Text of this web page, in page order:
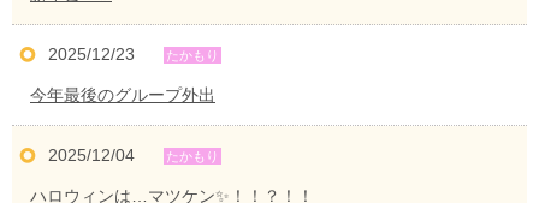
2025/12/23
今年最後のグループ外出
2025/12/04
ハロウィンは…マツケン✨！！？！！